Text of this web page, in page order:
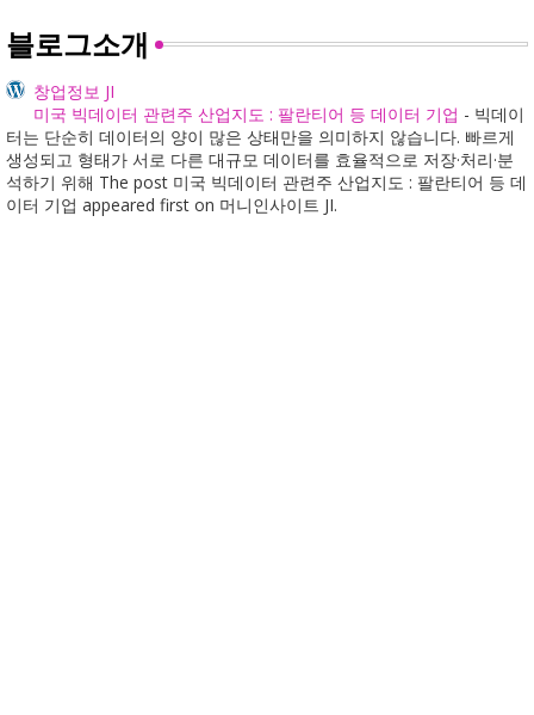
블로그소개
창업정보 JI
미국 빅데이터 관련주 산업지도 : 팔란티어 등 데이터 기업 - 빅데이
터는 단순히 데이터의 양이 많은 상태만을 의미하지 않습니다. 빠르게
생성되고 형태가 서로 다른 대규모 데이터를 효율적으로 저장·처리·분
석하기 위해 The post 미국 빅데이터 관련주 산업지도 : 팔란티어 등 데
이터 기업 appeared first on 머니인사이트 JI.